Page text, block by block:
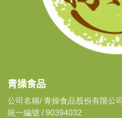
青操食品
公司名稱/ 青操食品股份有限公司
統一編號 / 90394032